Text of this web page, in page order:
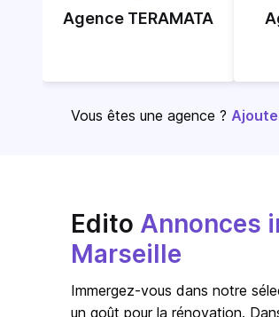
Agence TERAMATA
Vous êtes une agence ?
Edito Annonces
Marseille
Immergez-vous dans notre
un goût pour la rénovation.